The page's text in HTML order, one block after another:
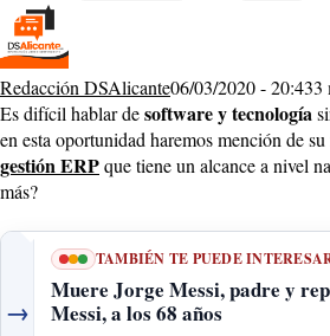
Redacción DSAlicante06/03/2020 - 20:433
Es difícil hablar desoftware y tecnología
en esta oportunidad haremos mención de su
gestión ERPque tiene un alcance a nivel
más?
→
TAMBIÉN TE PUEDE
Muere Jorge Messi, padre y
Messi, a los 68 años